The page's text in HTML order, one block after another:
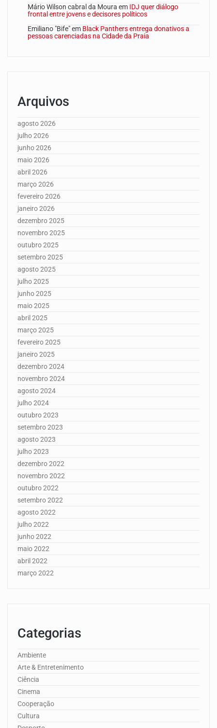
Mário Wilson cabral da Moura em IDJ quer diálogo
frontal entre jovens e decisores políticos
Emiliano "Bife"em Black Panthers entrega donativos a
pessoas carenciadas na Cidade da Praia
Arquivos
agosto 2026
julho 2026
junho 2026
maio 2026
abril 2026
março 2026
fevereiro 2026
janeiro 2026
dezembro 2025
novembro 2025
outubro 2025
setembro 2025
agosto 2025
julho 2025
junho 2025
maio 2025
abril 2025
março 2025
fevereiro 2025
janeiro 2025
dezembro 2024
novembro 2024
agosto 2024
julho 2024
outubro 2023
setembro 2023
agosto 2023
julho 2023
dezembro 2022
novembro 2022
outubro 2022
setembro 2022
agosto 2022
julho 2022
junho 2022
maio 2022
abril 2022
março 2022
Categorias
Ambiente
Arte & Entretenimento
Ciência
Cinema
Cooperação
Cultura